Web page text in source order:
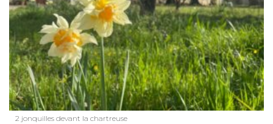
2 jonquilles devant la chartreuse